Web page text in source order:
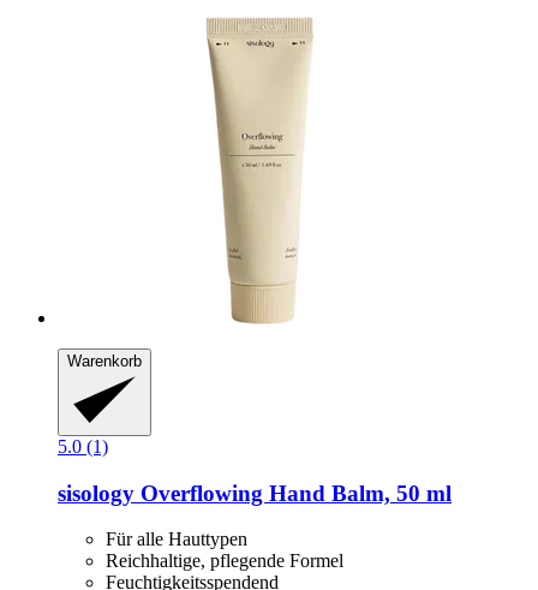
Warenkorb
5.0 (1)
sisology Overflowing Hand Balm, 50 ml
Für alle Hauttypen
Reichhaltige, pflegende Formel
Feuchtigkeitsspendend